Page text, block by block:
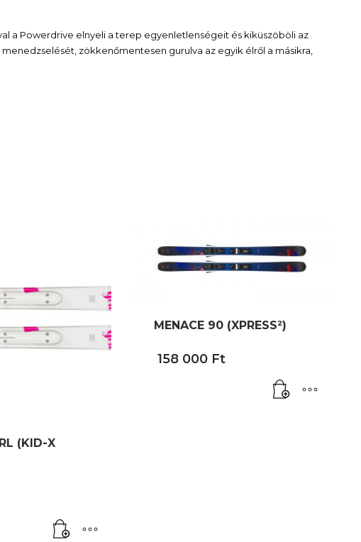
a Powerdrive elnyeli a terep egyenletlenségeit és kiküszöböli az
zökkenőmentesen gurulva az egyik élről a másikra,
(KID-X
MENACE 90 (XPRESS²)
158 000 Ft